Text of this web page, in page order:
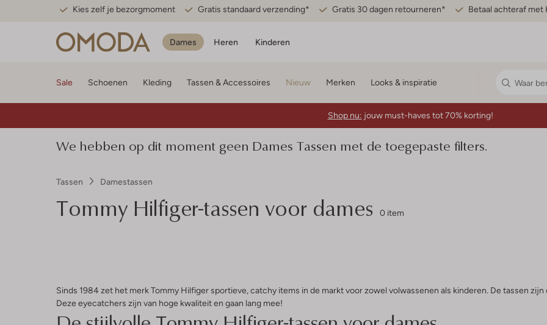
Kies zelf je bezorgmoment Gratis standaard verzending* Gratis 30 dagen retourneren* Betaal achteraf met
Dames Heren Kinderen
Sale Schoenen Kleding Tassen & Accessoires Nieuw Merken Looks & inspiratie
Shop nu: jouw must-haves tot 70% korting!
We hebben op dit moment geen Dames Tassen met de toegepaste filters.
Tassen Damestassen
Tommy Hilfiger-tassen voor dames 0 item
Sinds 1984 zet het merk Tommy Hilfiger sportieve, catchy items in de markt voor zowel volwassenen als kinderen. De tassen
Deze eyecatchers zijn van hoge kwaliteit en gaan lang mee!